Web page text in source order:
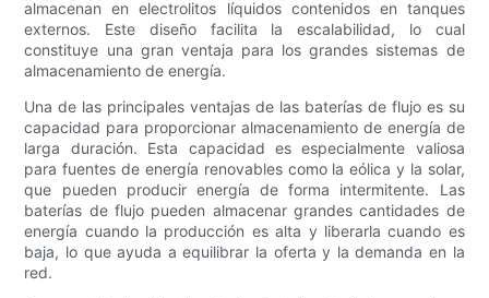
almacenan en electrolitos líquidos contenidos en tanques
externos. Este diseño facilita la escalabilidad, lo cual
constituye una gran ventaja para los grandes sistemas de
almacenamiento de energía.
Una de las principales ventajas de las baterías de flujo es su
capacidad para proporcionar almacenamiento de energía de
larga duración. Esta capacidad es especialmente valiosa
para fuentes de energía renovables como la eólica y la solar,
que pueden producir energía de forma intermitente. Las
baterías de flujo pueden almacenar grandes cantidades de
energía cuando la producción es alta y liberarla cuando es
baja, lo que ayuda a equilibrar la oferta y la demanda en la
red.